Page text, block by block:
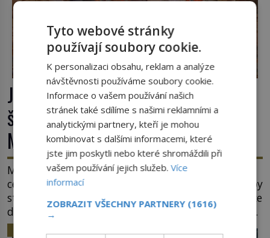
Jaroslav ze Šternberka: Neexistující
šlechtic, který z Moravy vyžene
Mongoly
Mongolové se tlačí do Evropy a hrozí, že ovládnou
celý svět. Ale naštěstí jim v samotném srdci Evropy
stojí v cestě malé, ale silné království, které dokáže
dobyvatelské hordy zastavit. Co nedokáže žádná
z asijských říší, co nedokážou Němci – to dokáže
Tyto webové stránky
používají soubory cookie.
K personalizaci obsahu, reklam a analýze
návštěvnosti používáme soubory cookie.
Informace o vašem používání našich
stránek také sdílíme s našimi reklamními a
analytickými partnery, kteří je mohou
kombinovat s dalšími informacemi, které
jste jim poskytli nebo které shromáždili při
vašem používání jejich služeb.Více
informací
ZOBRAZIT VŠECHNY PARTNERY (1616)
→